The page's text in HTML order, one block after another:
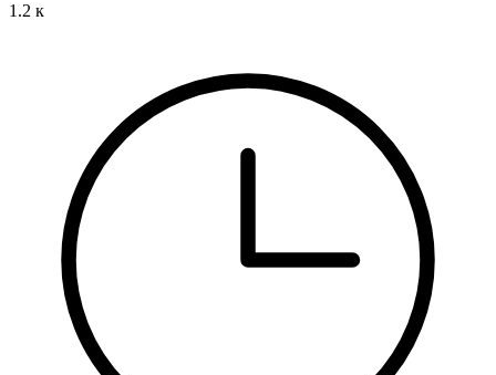
1.2 к